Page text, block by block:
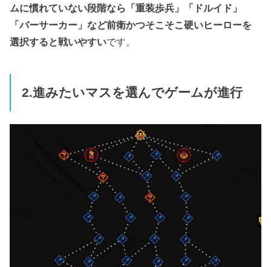
ムに慣れていない段階なら「重装歩兵」「ドルイド」
「バーサーカー」など前衛かつそこそこ硬いヒーローを
選択すると戦いやすいです。
2.進みたいマスを選んでゲームが進行